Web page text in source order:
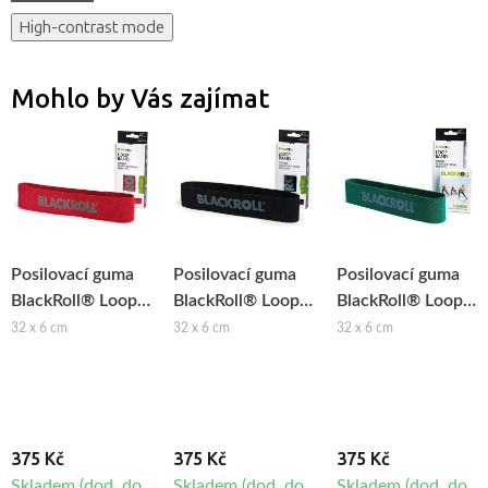
High-contrast mode
Mohlo by Vás zajímat
Posilovací guma
BlackRoll® Loop
Band - mírná
32 x 6 cm
375 Kč
Posilovací guma
BlackRoll® Loop
Band - velmi silná
32 x 6 cm
375 Kč
Posilovací guma
BlackRoll® Loop
Band - střední
32 x 6 cm
375 Kč